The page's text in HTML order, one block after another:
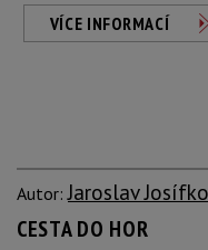
VÍCE INFORMACÍ
Autor:Jaroslav Josífko
CESTA DO HOR